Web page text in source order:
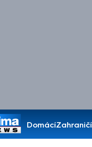
DomácíZahraničí
Pořady